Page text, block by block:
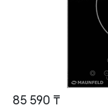
85 590 ₸